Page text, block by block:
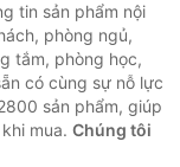
tin sản phẩm nội
phòng ngủ,
tắm, phòng học,
có cùng sự nỗ lực
sản phẩm, giúp
mua. Chúng tôi